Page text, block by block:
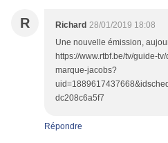
R Richard 28/01/2019 18:08
Une nouvelle émission,
https://www.rtbf.be/tv/guide-
marque-jacobs?
dc208c6a5f7
Répondre